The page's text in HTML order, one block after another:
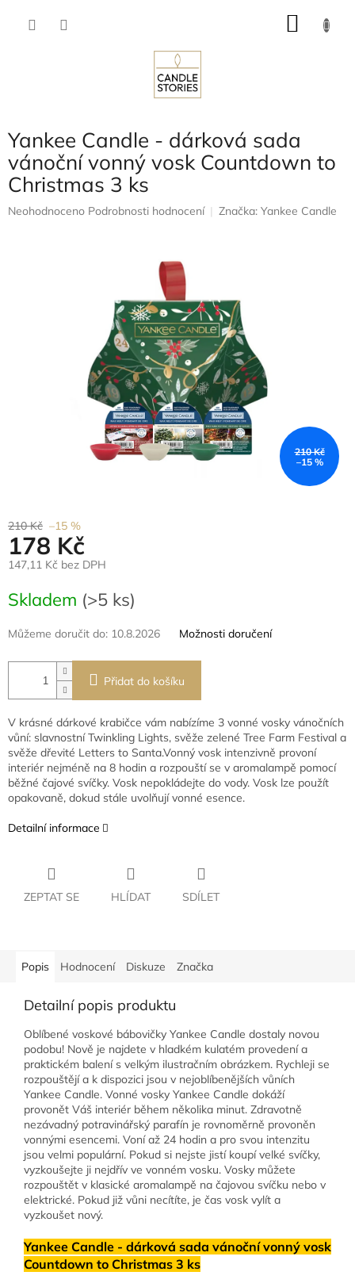
Yankee Candle - dárková sada
vánoční vonný vosk Countdown to
Christmas 3 ks
Průměrné
Neohodnoceno Podrobnosti hodnocení Značka: Yankee Candle
210 Kč
–15 %
210 Kč –15 %
178 Kč
147,11 Kč bez DPH
cena:
Skladem (>5 ks)
Můžeme doručit do: 10.8.2026 Možnosti doručení
Přidat do košíku
V krásné dárkové krabičce vám nabízíme 3 vonné vosky vánočních
vůní: slavnostní Twinkling Lights, svěže zelené Tree Farm Festival a
svěže dřevité Letters to Santa.Vonný vosk intenzivně provoní
interiér nejméně na 8 hodin a rozpouští se v aromalampě pomocí
běžné čajové svíčky. Vosk nepokládejte do vody. Vosk lze použít
opakovaně, dokud stále uvolňují vonné esence.
Detailní informace
ZEPTAT SE HLÍDAT SDÍLET
Popis Hodnocení Diskuze Značka
Detailní popis produktu
Oblíbené voskové bábovičky Yankee Candle dostaly novou
podobu! Nově je najdete v hladkém kulatém provedení a
praktickém balení s velkým ilustračním obrázkem. Rychleji se
rozpouštějí a k dispozici jsou v nejoblíbenějších vůních
Yankee Candle. Vonné vosky Yankee Candle dokáží
provonět Váš interiér během několika minut. Zdravotně
nezávadný potravinářský parafín je rovnoměrně provoněn
vonnými esencemi. Voní až 24 hodin a pro svou intenzitu
jsou velmi populární. Pokud si nejste jistí koupí velké svíčky,
vyzkoušejte ji nejdřív ve vonném vosku. Vosky můžete
rozpouštět v klasické aromalampě na čajovou svíčku nebo v
elektrické. Pokud již vůni necítíte, je čas vosk vylít a
vyzkoušet nový.
Yankee Candle - dárková sada vánoční vonný vosk
Countdown to Christmas 3 ks